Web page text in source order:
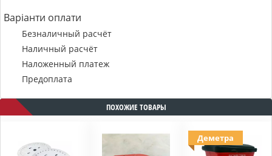
Варіанти оплати
Безналичный расчёт
Наличный расчёт
Наложенный платеж
Предоплата
ПОХОЖИЕ ТОВАРЫ
Деметра